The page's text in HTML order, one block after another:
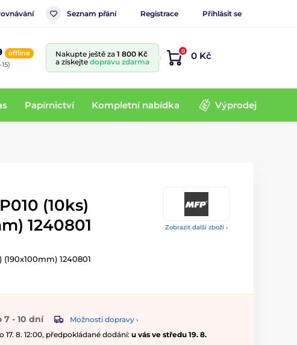
Seznam přání Registrace Přihlásit se
offline Nakupte ještě za 1 800 Kč
a získejte dopravu zdarma
0 0 Kč
Papírnictví Kompletní nabídka Výprodej
Zobrazit další zboží ›
(10ks)
1240801
(190x100mm) 1240801
7 - 10 dní
Možnosti dopravy ›
17. 8. 12:00, předpokládané dodání: u vás ve středu 19. 8.